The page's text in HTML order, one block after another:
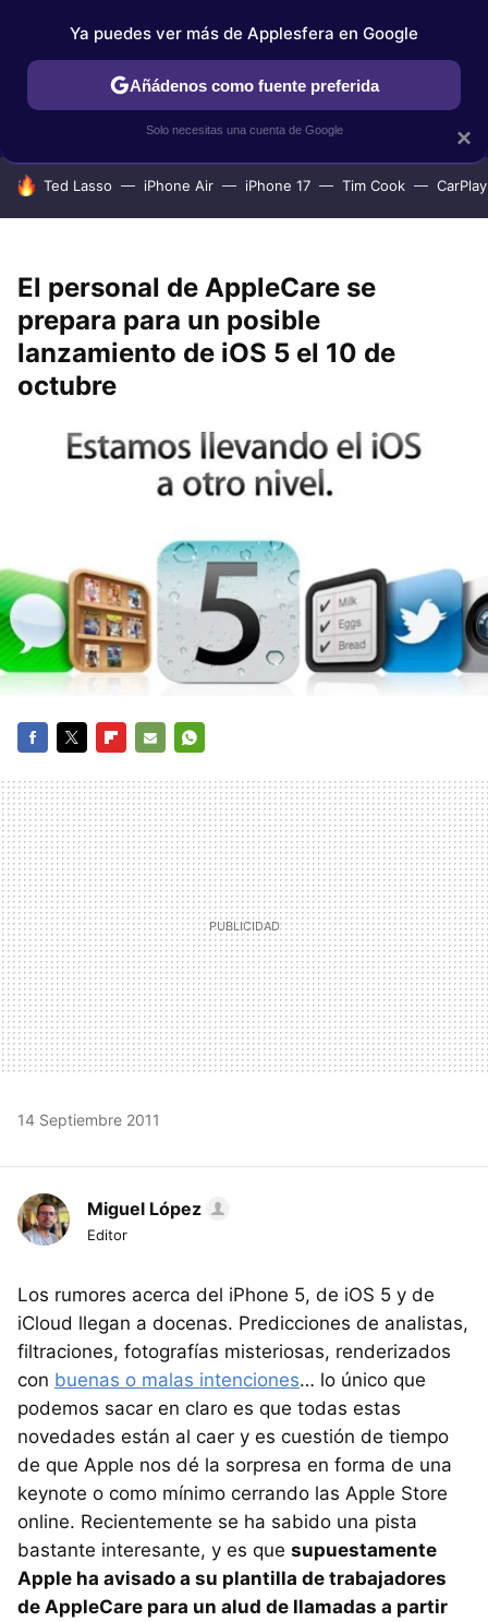
IPHONE TUTORIALES APPLESFERA SELECCIÓN
HOY SE HABLA DE
Ted Lasso iPhone Air iPhone 17 Tim Cook CarPlay
El personal de AppleCare se
prepara para un posible
lanzamiento de iOS 5 el 10 de
octubre
MAIL
14 Septiembre 2011
Miguel López
Editor
Los rumores acerca del iPhone 5, de iOS 5 y de
iCloud llegan a docenas. Predicciones de analistas,
filtraciones, fotografías misteriosas, renderizados
con buenas o malas intenciones… lo único que
podemos sacar en claro es que todas estas
novedades están al caer y es cuestión de tiempo
de que Apple nos dé la sorpresa en forma de una
keynote o como mínimo cerrando las Apple Store
online. Recientemente se ha sabido una pista
bastante interesante, y es que supuestamente
Apple ha avisado a su plantilla de trabajadores
de AppleCare para un alud de llamadas a partir
×
Ya puedes ver más de Applesfera en Google
Añádenos como fuente preferida
Solo necesitas una cuenta de Google